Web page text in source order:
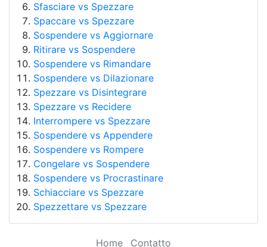
Sfasciare vs Spezzare
Spaccare vs Spezzare
Sospendere vs Aggiornare
Ritirare vs Sospendere
Sospendere vs Rimandare
Sospendere vs Dilazionare
Spezzare vs Disintegrare
Spezzare vs Recidere
Interrompere vs Spezzare
Sospendere vs Appendere
Sospendere vs Rompere
Congelare vs Sospendere
Sospendere vs Procrastinare
Schiacciare vs Spezzare
Spezzettare vs Spezzare
Home Contatto